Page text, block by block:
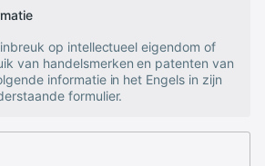
op intellectueel eigendom of
van handelsmerken en patenten van
informatie in het Engels in zijn
formulier.